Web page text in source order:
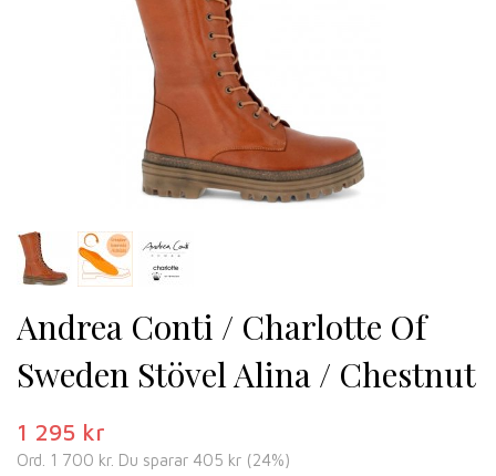
Andrea Conti / Charlotte Of
Sweden Stövel Alina / Chestnut
1 295 kr
Ord. 1 700 kr. Du sparar 405 kr (24%)